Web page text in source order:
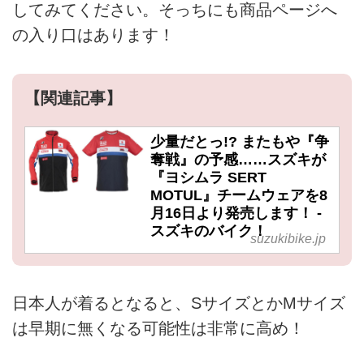
してみてください。そっちにも商品ページへ
の入り口はあります！
【関連記事】
少量だとっ!? またもや『争
奪戦』の予感……スズキが
『ヨシムラ SERT
MOTUL』チームウェアを8
月16日より発売します！ -
スズキのバイク！suzukibike.jp
日本人が着るとなると、SサイズとかMサイズ
は早期に無くなる可能性は非常に高め！